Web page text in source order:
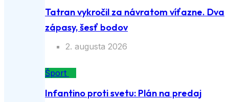
Tatran vykročil za návratom víťazne. Dva
zápasy, šesť bodov
2. augusta 2026
Šport
Infantino proti svetu: Plán na predaj